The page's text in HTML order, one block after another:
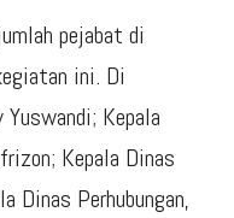
pejabat di
ini. Di
Yuswandi; Kepala
Kepala Dinas
Dinas Perhubungan,